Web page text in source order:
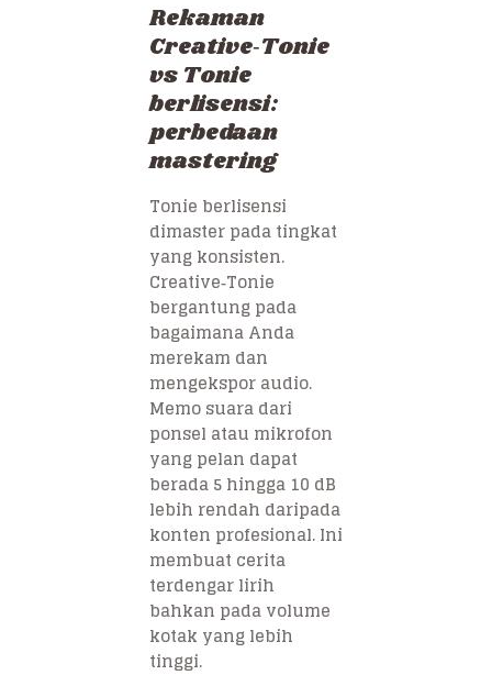
Rekaman
Creative‑Tonie
vs Tonie
berlisensi:
perbedaan
mastering
Tonie berlisensi
dimaster pada tingkat
yang konsisten.
Creative‑Tonie
bergantung pada
bagaimana Anda
merekam dan
mengekspor audio.
Memo suara dari
ponsel atau mikrofon
yang pelan dapat
berada 5 hingga 10 dB
lebih rendah daripada
konten profesional. Ini
membuat cerita
terdengar lirih
bahkan pada volume
kotak yang lebih
tinggi.